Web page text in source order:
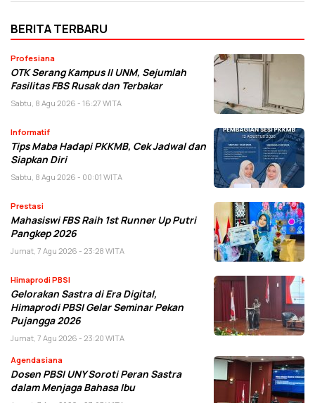
BERITA TERBARU
Profesiana
OTK Serang Kampus II UNM, Sejumlah
Fasilitas FBS Rusak dan Terbakar
Sabtu, 8 Agu 2026 - 16:27 WITA
Informatif
Tips Maba Hadapi PKKMB, Cek Jadwal dan
Siapkan Diri
Sabtu, 8 Agu 2026 - 00:01 WITA
Prestasi
Mahasiswi FBS Raih 1st Runner Up Putri
Pangkep 2026
Jumat, 7 Agu 2026 - 23:28 WITA
Himaprodi PBSI
Gelorakan Sastra di Era Digital,
Himaprodi PBSI Gelar Seminar Pekan
Pujangga 2026
Jumat, 7 Agu 2026 - 23:20 WITA
Agendasiana
Dosen PBSI UNY Soroti Peran Sastra
dalam Menjaga Bahasa Ibu